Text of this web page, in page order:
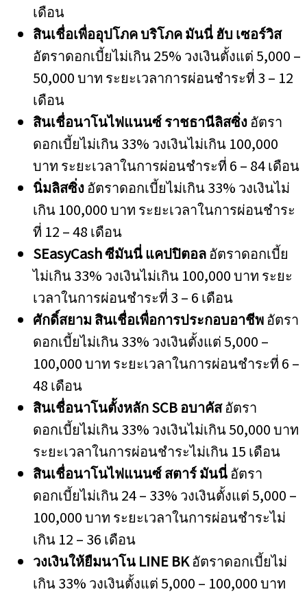
เดือน
สินเชื่อเพื่ออุปโภค บริโภค มันนี่ ฮับ เซอร์วิส
อัตราดอกเบี้ยไม่เกิน 25% วงเงินตั้งแต่ 5,000 –
50,000 บาท ระยะเวลาการผ่อนชำระที่ 3 – 12
เดือน
สินเชื่อนาโนไฟแนนซ์ ราชธานีลิสซิ่งอัตรา
ดอกเบี้ยไม่เกิน 33% วงเงินไม่เกิน 100,000
บาท ระยะเวลาในการผ่อนชำระที่ 6 – 84 เดือน
นิ่มลิสซิ่งอัตราดอกเบี้ยไม่เกิน 33% วงเงินไม่
เกิน 100,000 บาท ระยะเวลาในการผ่อนชำระ
ที่ 12 – 48 เดือน
SEasyCashซีมันนี่ แคปปิตอลอัตราดอกเบี้ย
ไม่เกิน 33% วงเงินไม่เกิน 100,000 บาท ระยะ
เวลาในการผ่อนชำระที่ 3 – 6 เดือน
ศักดิ์สยาม สินเชื่อเพื่อการประกอบอาชีพอัตรา
ดอกเบี้ยไม่เกิน 33% วงเงินตั้งแต่ 5,000 –
100,000 บาท ระยะเวลาในการผ่อนชำระที่ 6 –
48 เดือน
สินเชื่อนาโนตั้งหลักSCBอบาคัสอัตรา
ดอกเบี้ยไม่เกิน 33% วงเงินไม่เกิน 50,000 บาท
ระยะเวลาในการผ่อนชำระไม่เกิน 15 เดือน
สินเชื่อนาโนไฟแนนซ์ สตาร์ มันนี่อัตรา
ดอกเบี้ยไม่เกิน 24 – 33% วงเงินตั้งแต่ 5,000 –
100,000 บาท ระยะเวลาในการผ่อนชำระไม่
เกิน 12 – 36 เดือน
วงเงินให้ยืมนาโน LINE BKอัตราดอกเบี้ยไม่
เกิน 33% วงเงินตั้งแต่ 5,000 – 100,000 บาท